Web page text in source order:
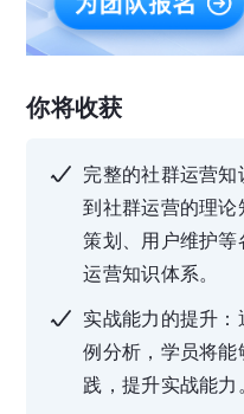
你将收获
完整的社群运营
到社群运营的理
策划、用户维护
运营知识体系。
实战能力的提升
例分析，学员将
践，提升实战能力。